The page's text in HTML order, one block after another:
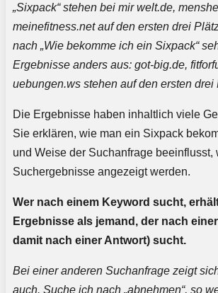
„Sixpack“ stehen bei mir welt.de,
meinefitness.net auf den ersten drei
nach „Wie bekomme ich ein Sixpack“
Ergebnisse anders aus: got-big.de,
uebungen.ws stehen auf den ersten drei
Die Ergebnisse haben inhaltlich viele
Sie erklären, wie man ein Sixpack
und Weise der Suchanfrage beeinflusst,
Suchergebnisse angezeigt werden.
Wer nach einem Keyword sucht,
Ergebnisse als jemand, der nach
damit nach einer Antwort) sucht.
Bei einer anderen Suchanfrage zeigt
auch. Suche ich nach „abnehmen“, so